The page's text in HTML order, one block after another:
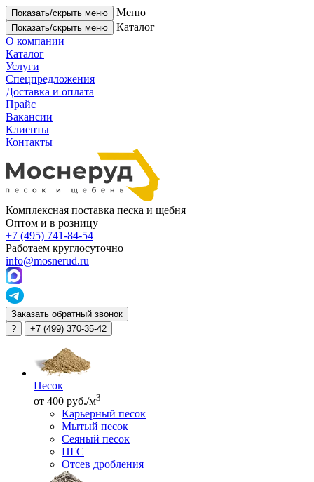
Показать/скрыть меню Меню
Показать/скрыть меню
Каталог
О компании
Каталог
Услуги
Спецпредложения
Доставка и оплата
Прайс
Вакансии
Клиенты
Контакты
Комплексная поставка песка и щебня
Оптом и в розницу
+7 (495) 741-84-54
Работаем круглосуточно
info@mosnerud.ru
Заказать обратный звонок
?
+7 (499) 370-35-42
Песок
от 400 руб./м3
Карьерный песок
Мытый песок
Сеяный песок
ПГС
Отсев дробления